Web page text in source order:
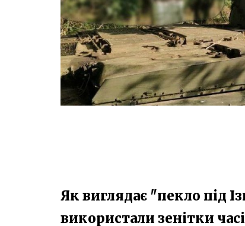
Як виглядає "пекло під
використали зенітки